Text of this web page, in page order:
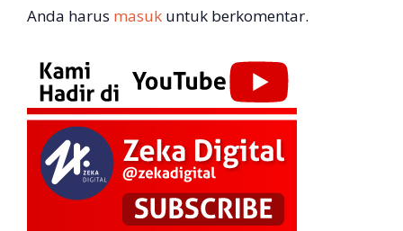
Anda harus masuk untuk berkomentar.